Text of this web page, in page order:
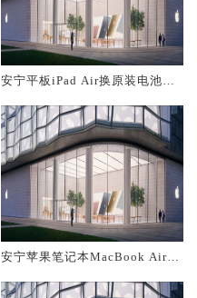
安宁平板iPad Air换原装电池维
安宁苹果笔记本MacBook Air换